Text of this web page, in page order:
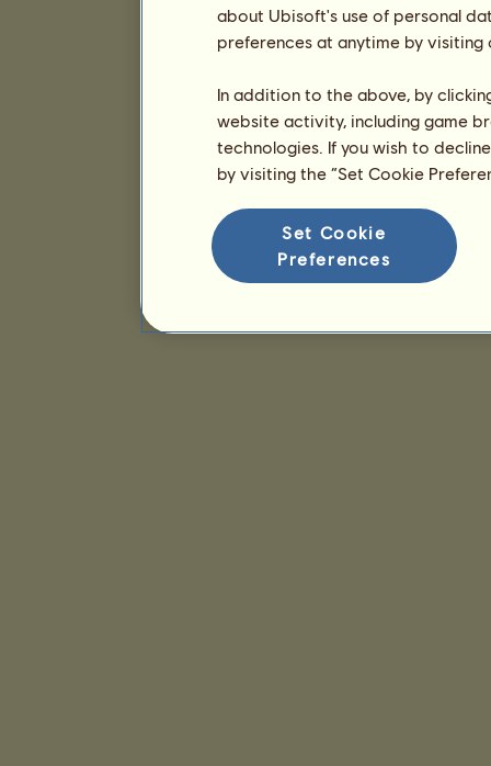
about Ubisoft's use of personal
preferences at anytime by
In addition to the above, by
website activity, including game
technologies. If you wish to
by visiting the “Set Cookie
Set Cookie
Preferences